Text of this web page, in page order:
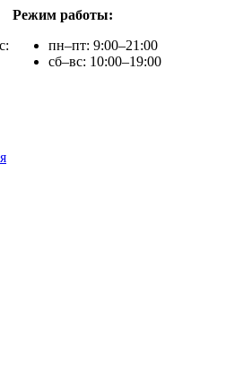
Режим работы:
пн–пт: 9:00–21:00
сб–вс: 10:00–19:00